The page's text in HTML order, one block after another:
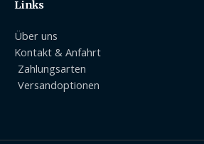
Links
Über uns
Kontakt & Anfahrt
Zahlungsarten
Versandoptionen